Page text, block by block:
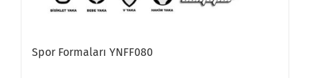
Spor Formaları YNFF080